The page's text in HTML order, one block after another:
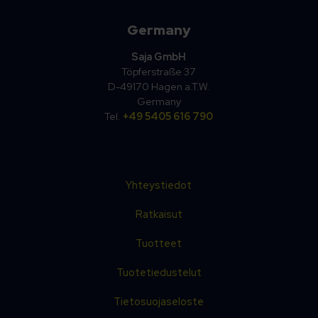
Germany
Saja GmbH
Töpferstraße 37
D-49170 Hagen a.T.W.
Germany
Tel. +49 5405 616 790
Yhteystiedot
Ratkaisut
Tuotteet
Tuotetiedustelut
Tietosuojaseloste